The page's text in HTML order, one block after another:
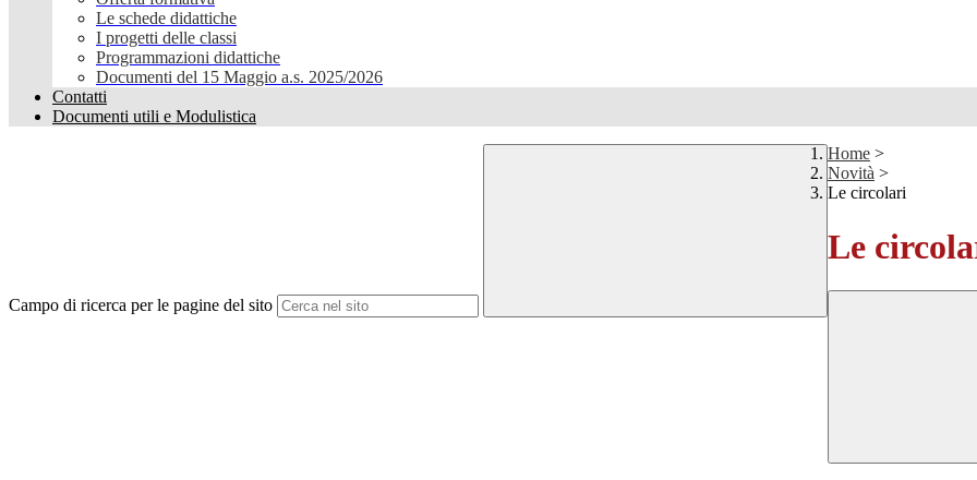
Le schede didattiche
I progetti delle classi
Programmazioni didattiche
Documenti del 15 Maggio a.s. 2025/2026
Contatti
Documenti utili e Modulistica
Campo di ricerca per le pagine del sito
Home >
Novità >
Le circolari
Le